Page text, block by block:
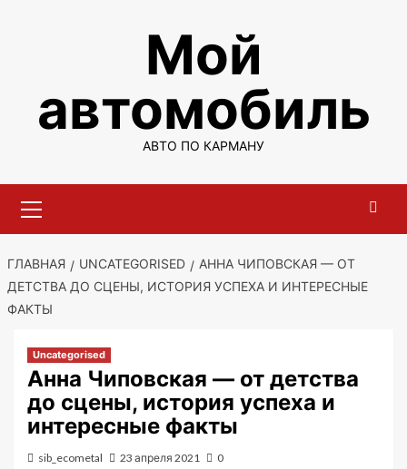
Мой
автомобиль
АВТО ПО КАРМАНУ
меню
ГЛАВНАЯ UNCATEGORISED
АННА ЧИПОВСКАЯ — ОТ
ДЕТСТВА ДО СЦЕНЫ, ИСТОРИЯ УСПЕХА И ИНТЕРЕСНЫЕ
ФАКТЫ
Uncategorised
Анна Чиповская — от детства
до сцены, история успеха и
интересные факты
sib_ecometal 23 апреля 2021 0